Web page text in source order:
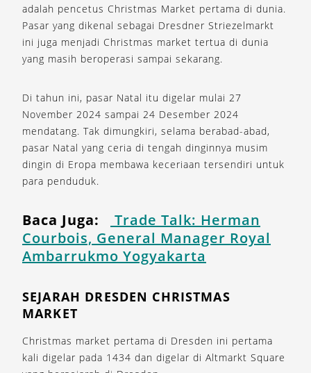
adalah pencetus Christmas Market pertama di dunia.
Pasar yang dikenal sebagai Dresdner Striezelmarkt
ini juga menjadi Christmas market tertua di dunia
yang masih beroperasi sampai sekarang.
Di tahun ini, pasar Natal itu digelar mulai 27
November 2024 sampai 24 Desember 2024
mendatang. Tak dimungkiri, selama berabad-abad,
pasar Natal yang ceria di tengah dinginnya musim
dingin di Eropa membawa keceriaan tersendiri untuk
para penduduk.
Baca Juga:
Trade Talk: Herman
Courbois, General Manager Royal
Ambarrukmo Yogyakarta
SEJARAH DRESDEN CHRISTMAS
MARKET
Christmas market pertama di Dresden ini pertama
kali digelar pada 1434 dan digelar di Altmarkt Square